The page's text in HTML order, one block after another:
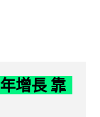
增長 靠